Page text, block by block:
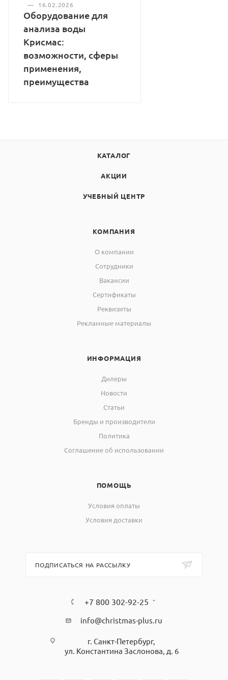
—
16.02.2026
Оборудование для
анализа воды
Крисмас:
возможности, сферы
применения,
преимущества
КАТАЛОГ
АКЦИИ
УЧЕБНЫЙ ЦЕНТР
КОМПАНИЯ
О компании
Сотрудники
Вакансии
Сертификаты
Реквизиты
Рекламные материалы
ИНФОРМАЦИЯ
Дилеры
Новости
Статьи
Бренды и производители
Политика
Соглашение об использовании
ПОМОЩЬ
Условия оплаты
Условия доставки
ПОДПИСАТЬСЯ НА РАССЫЛКУ
+7 800 302-92-25
info@christmas-plus.ru
г. Санкт-Петербург,
ул. Константина Заслонова, д. 6